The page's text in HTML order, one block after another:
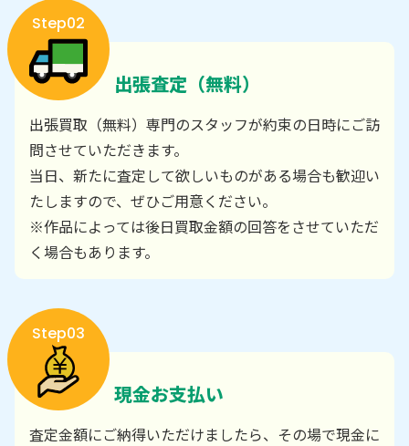
Step02
出張査定（無料）
出張買取（無料）専門のスタッフが約束の日時にご訪
問させていただきます。
当日、新たに査定して欲しいものがある場合も歓迎い
たしますので、ぜひご用意ください。
※作品によっては後日買取金額の回答をさせていただ
く場合もあります。
Step03
現金お支払い
査定金額にご納得いただけましたら、その場で現金に